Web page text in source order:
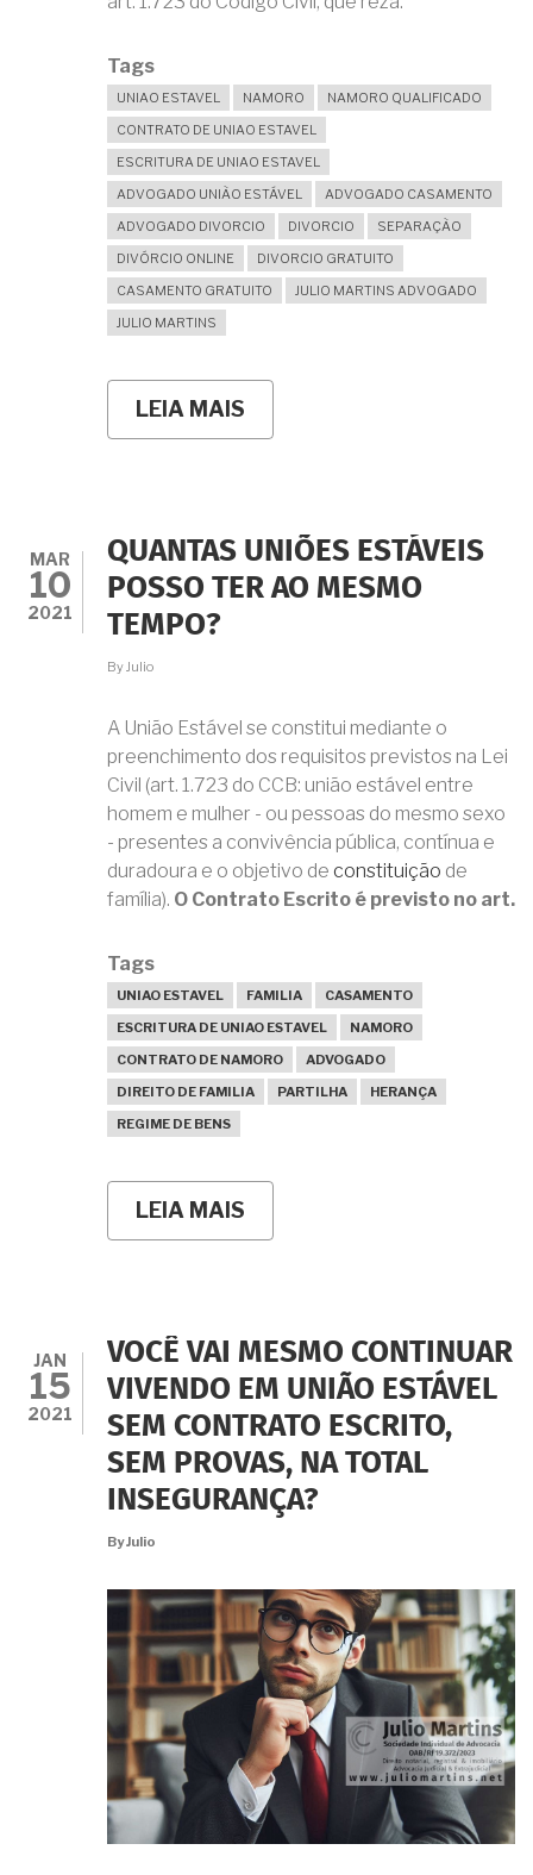
Tags
UNIAO ESTAVEL NAMORO
NAMORO QUALIFICADO
CONTRATO DE UNIAO ESTAVEL
ESCRITURA DE UNIAO ESTAVEL
ADVOGADO UNIÃO ESTÁVEL
ADVOGADO CASAMENTO
ADVOGADO DIVORCIO
DIVORCIO
SEPARAÇÃO
DIVÓRCIO ONLINE
DIVORCIO GRATUITO
CASAMENTO GRATUITO
JULIO MARTINS ADVOGADO
JULIO MARTINS
LEIA MAIS
ESTAMOS
E
NÃO
QUEREMOS
SABER
A
SUA
CONFIGURAÇÃO?
MAR
10
2021
QUANTAS UNIÕES ESTÁVEIS
POSSO TER AO MESMO
TEMPO?
ByJulio
A União Estável se constitui mediante o
preenchimento dos requisitos previstos na Lei
Civil (art. 1.723 do CCB: união estável entre
homem e mulher - ou pessoas do mesmo sexo
- presentes a convivência pública, contínua e
duradoura e o objetivo de constituição de
família). O Contrato Escrito é previsto no art.
Tags
UNIAO ESTAVEL FAMILIA
CASAMENTO
ESCRITURA DE UNIAO ESTAVEL
NAMORO
CONTRATO DE NAMORO
ADVOGADO
DIREITO DE FAMILIA
PARTILHA
HERANÇA
REGIME DE BENS
LEIA MAIS
QUANTAS
AO
MESMO
TEMPO?
JAN
15
2021
VOCÊ VAI MESMO CONTINUAR
VIVENDO EM UNIÃO ESTÁVEL
SEM CONTRATO ESCRITO,
SEM PROVAS, NA TOTAL
INSEGURANÇA?
ByJulio